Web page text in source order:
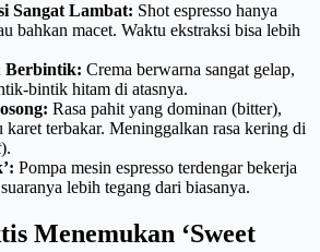
Sangat Lambat: Shot espresso hanya
bahkan macet. Waktu ekstraksi bisa lebih
Berbintik: Crema berwarna sangat gelap,
bintik hitam di atasnya.
Rasa pahit yang dominan (bitter),
karet terbakar. Meninggalkan rasa kering di
).
Pompa mesin espresso terdengar bekerja
lebih tegang dari biasanya.
Menemukan ‘Sweet